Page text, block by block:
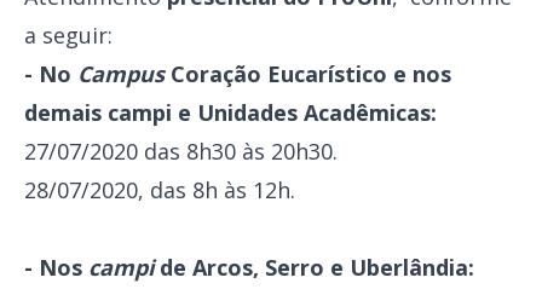
a seguir:
- No CampusCoração Eucarístico e nos
demais campi e Unidades Acadêmicas:
27/07/2020 das 8h30 às 20h30.
28/07/2020, das 8h às 12h.
- Nos campide Arcos, Serro e Uberlândia: